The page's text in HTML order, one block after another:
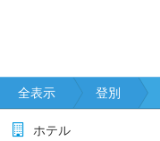
全表示 登別
ホテル